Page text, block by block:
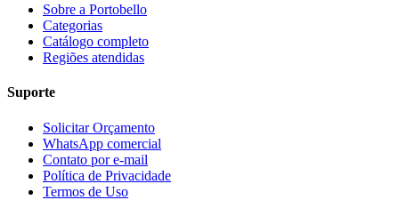
Sobre a Portobello
Categorias
Catálogo completo
Regiões atendidas
Suporte
Solicitar Orçamento
WhatsApp comercial
Contato por e-mail
Política de Privacidade
Termos de Uso